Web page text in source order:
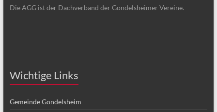
Die AGG ist der Dachverband der Gondelsheimer Vereine.
Wichtige Links
Gemeinde Gondelsheim